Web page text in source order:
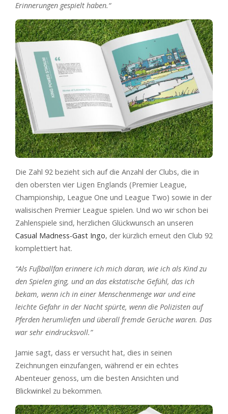
Erinnerungen gespielt haben.“
Die Zahl 92 bezieht sich auf die Anzahl der Clubs, die in
den obersten vier Ligen Englands (Premier League,
Championship, League One und League Two) sowie in der
walisischen Premier League spielen. Und wo wir schon bei
Zahlenspiele sind, herzlichen Glückwunsch an unseren
Casual Madness-Gast Ingo, der kürzlich erneut den Club 92
komplettiert hat.
“Als Fußballfan erinnere ich mich daran, wie ich als Kind zu
den Spielen ging, und an das ekstatische Gefühl, das ich
bekam, wenn ich in einer Menschenmenge war und eine
leichte Gefahr in der Nacht spürte, wenn die Polizisten auf
Pferden herumliefen und überall fremde Gerüche waren. Das
war sehr eindrucksvoll.”
Jamie sagt, dass er versucht hat, dies in seinen
Zeichnungen einzufangen, während er ein echtes
Abenteuer genoss, um die besten Ansichten und
Blickwinkel zu bekommen.